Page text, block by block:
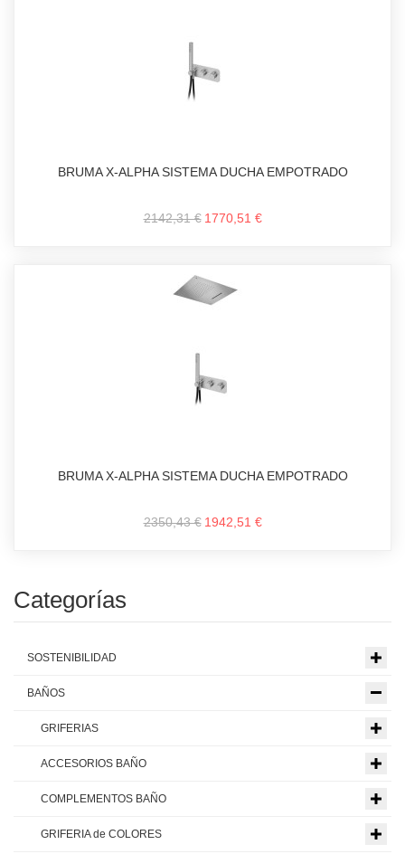
BRUMA X-ALPHA SISTEMA DUCHA EMPOTRADO
2142,31 € 1770,51 €
BRUMA X-ALPHA SISTEMA DUCHA EMPOTRADO
2350,43 € 1942,51 €
Categorías
SOSTENIBILIDAD
BAÑOS
GRIFERIAS
ACCESORIOS BAÑO
COMPLEMENTOS BAÑO
GRIFERIA de COLORES